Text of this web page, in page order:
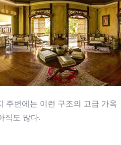
주변에는 이런 구조의 고급 가옥
직도 많다.